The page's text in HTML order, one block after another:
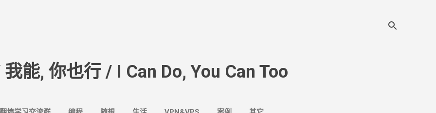
我能, 你也行 / I Can Do, You Can Too